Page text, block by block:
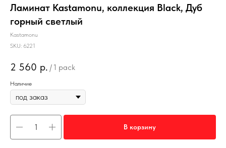
Ламинат Kastamonu, коллекция Black, Дуб
горный светлый
Kastamonu
SKU: 6221
2 560 р. / 1 pack
Наличие
В корзину